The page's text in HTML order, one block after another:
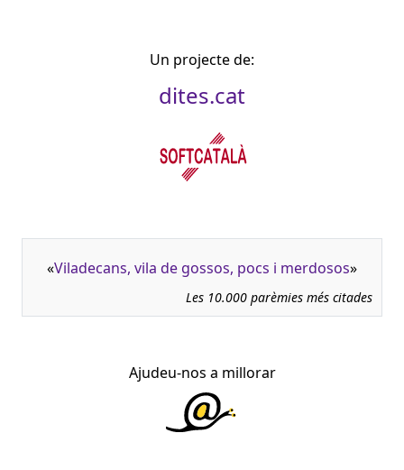
Un projecte de:
dites.cat
«Viladecans, vila de gossos, pocs i merdosos»
Les 10.000 parèmies més citades
Ajudeu-nos a millorar